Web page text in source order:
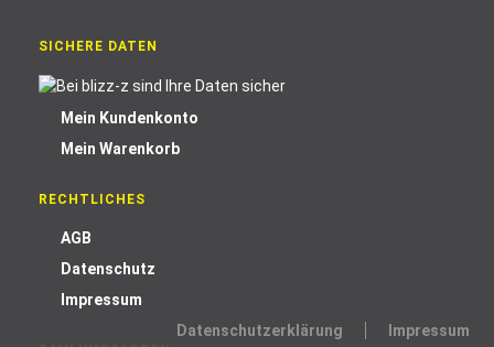
Datenschutzerklärung Impressum
SICHERE DATEN
Mein Kundenkonto
Mein Warenkorb
RECHTLICHES
AGB
Datenschutz
Impressum